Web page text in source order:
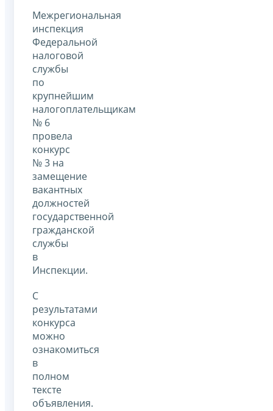
Межрегиональная
инспекция
Федеральной
налоговой
службы
по
крупнейшим
налогоплательщикам
№ 6
провела
конкурс
№ 3 на
замещение
вакантных
должностей
государственной
гражданской
службы
в
Инспекции.
С
результатами
конкурса
можно
ознакомиться
в
полном
тексте
объявления.